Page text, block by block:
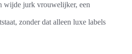
wijde jurk vrouwelijker, een
zonder dat alleen luxe labels